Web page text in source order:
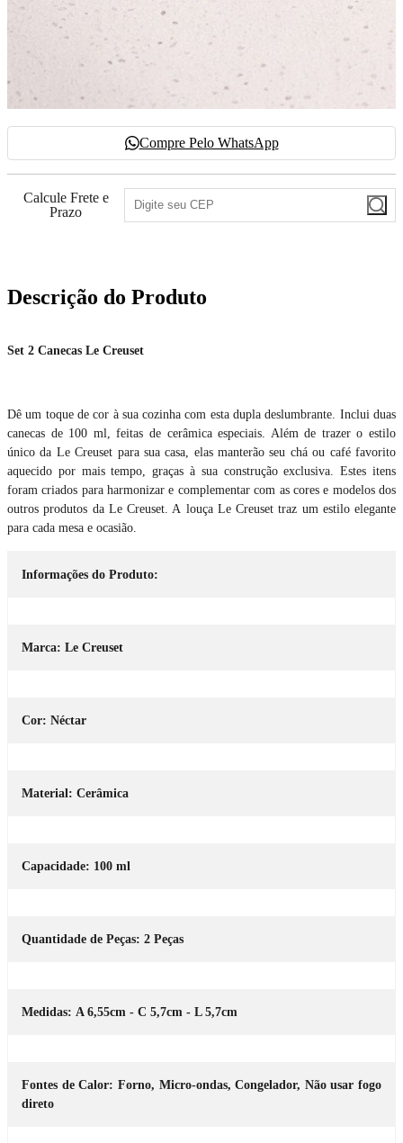
Compre Pelo WhatsApp
Calcule Frete e
Prazo
Descrição do Produto
Set 2 Canecas Le Creuset
Dê um toque de cor à sua cozinha com esta dupla deslumbrante. Inclui duas
canecas de 100 ml, feitas de cerâmica especiais. Além de trazer o estilo
único da Le Creuset para sua casa, elas manterão seu chá ou café favorito
aquecido por mais tempo, graças à sua construção exclusiva. Estes itens
foram criados para harmonizar e complementar com as cores e modelos dos
outros produtos da Le Creuset. A louça Le Creuset traz um estilo elegante
para cada mesa e ocasião.
Informações do Produto:
Marca: Le Creuset
Cor: Néctar
Material: Cerâmica
Capacidade: 100 ml
Quantidade de Peças: 2 Peças
Medidas: A 6,55cm - C 5,7cm - L 5,7cm
Fontes de Calor: Forno, Micro-ondas, Congelador, Não usar fogo
direto